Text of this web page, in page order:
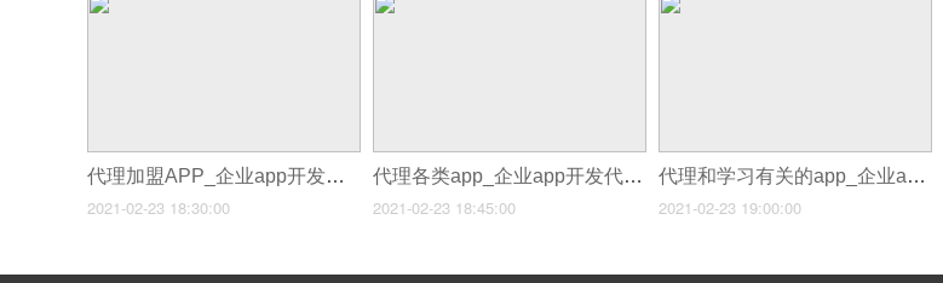
代理加盟APP_企业app开发代理
2021-02-23 18:30:00
代理各类app_企业app开发代理
2021-02-23 18:45:00
代理和学习有关的app_企业app开发代理
2021-02-23 19:00:00